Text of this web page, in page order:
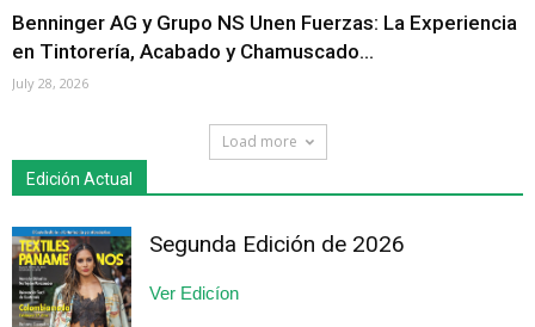
Benninger AG y Grupo NS Unen Fuerzas: La Experiencia
en Tintorería, Acabado y Chamuscado...
July 28, 2026
Load more
Edición Actual
Segunda Edición de 2026
Ver Edicíon